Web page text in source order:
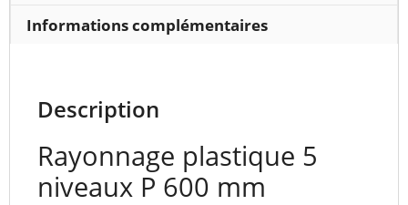
Informations complémentaires
Description
Rayonnage plastique 5
niveaux P 600 mm